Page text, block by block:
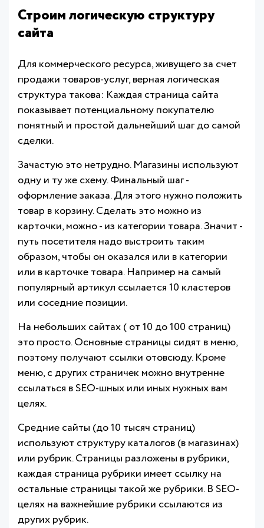
Строим логическую структуру
сайта
Для коммерческого ресурса, живущего за счет
продажи товаров-услуг, верная логическая
структура такова: Каждая страница сайта
показывает потенциальному покупателю
понятный и простой дальнейший шаг до самой
сделки.
Зачастую это нетрудно. Магазины используют
одну и ту же схему. Финальный шаг -
оформление заказа. Для этого нужно положить
товар в корзину. Сделать это можно из
карточки, можно - из категории товара. Значит -
путь посетителя надо выстроить таким
образом, чтобы он оказался или в категории
или в карточке товара. Например на самый
популярный артикул ссылается 10 кластеров
или соседние позиции.
На небольших сайтах ( от 10 до 100 страниц)
это просто. Основные страницы сидят в меню,
поэтому получают ссылки отовсюду. Кроме
меню, с других страничек можно внутренне
ссылаться в SEO-шных или иных нужных вам
целях.
Средние сайты (до 10 тысяч страниц)
используют структуру каталогов (в магазинах)
или рубрик. Страницы разложены в рубрики,
каждая страница рубрики имеет ссылку на
остальные страницы такой же рубрики. В SEO-
целях на важнейшие рубрики ссылаются из
других рубрик.